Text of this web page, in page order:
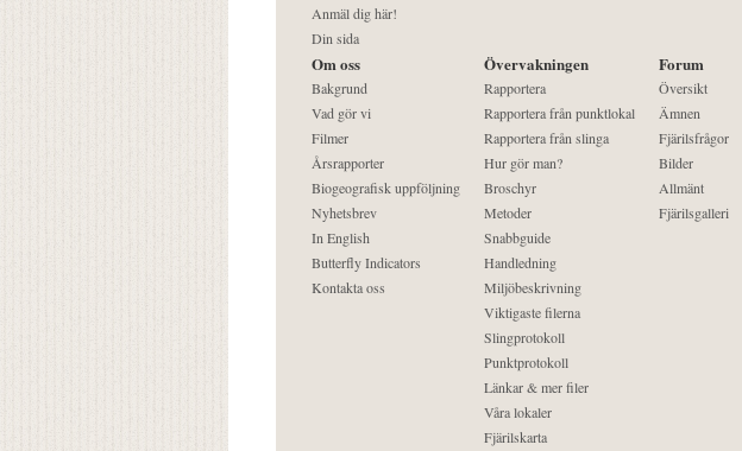
Anmäl dig här!
Din sida
Om oss
Bakgrund
Vad gör vi
Filmer
Årsrapporter
Biogeografisk uppföljning
Nyhetsbrev
In English
Butterfly Indicators
Kontakta oss
Övervakningen
Rapportera
Rapportera från punktlokal
Rapportera från slinga
Hur gör man?
Broschyr
Metoder
Snabbguide
Handledning
Miljöbeskrivning
Viktigaste filerna
Slingprotokoll
Punktprotokoll
Länkar & mer filer
Våra lokaler
Fjärilskarta
Forum
Översikt
Ämnen
Fjärilsfrågor
Bilder
Allmänt
Fjärilsgalleri